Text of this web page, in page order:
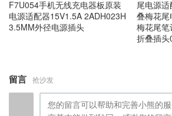
电源适配器15V1.5A 2ADH023H
3.5MM外径电源插头
叠梅花尾
梅花尾
折叠插